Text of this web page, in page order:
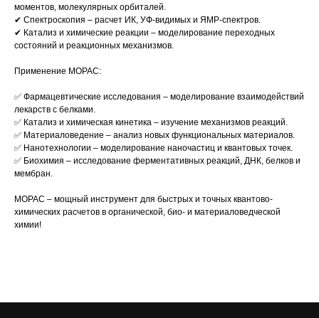
моментов, молекулярных орбиталей.
✔ Спектроскопия – расчет ИК, УФ-видимых и ЯМР-спектров.
✔ Катализ и химические реакции – моделирование переходных
состояний и реакционных механизмов.
Применение MOPAC:
✅ Фармацевтические исследования – моделирование взаимодействий
лекарств с белками.
✅ Катализ и химическая кинетика – изучение механизмов реакций.
✅ Материаловедение – анализ новых функциональных материалов.
✅ Нанотехнологии – моделирование наночастиц и квантовых точек.
✅ Биохимия – исследование ферментативных реакций, ДНК, белков и
мембран.
MOPAC – мощный инструмент для быстрых и точных квантово-
химических расчетов в органической, био- и материаловедческой
химии!